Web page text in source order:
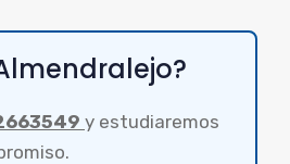
y estudiaremos